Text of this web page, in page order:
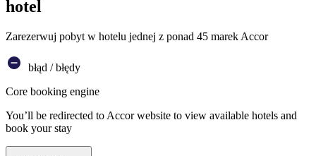
hotel
Zarezerwuj pobyt w hotelu jednej z ponad 45 marek Accor
błąd / błędy
Core booking engine
You’ll be redirected to Accor website to view available hotels and
book your stay